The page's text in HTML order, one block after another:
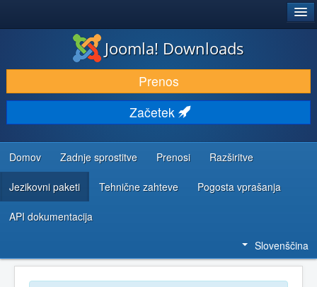
PRENESI IN RAZŠIRI
ODKRIJTE & IZVEJTE
SKUPNOST IN PODPORA
VIRI ZA RAZVIJALCE
Joomla! Downloads
Prenos
Začetek
Domov Zadnje sprostitve Prenosi Razširitve
Jezikovni paketi Tehnične zahteve Pogosta vprašanja
API dokumentacija
Slovenščina